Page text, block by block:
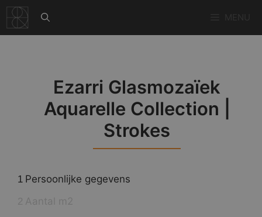
naar
de
Ezarri Glasmozaïek
Aquarelle Collection |
Strokes
1 Persoonlijke gegevens